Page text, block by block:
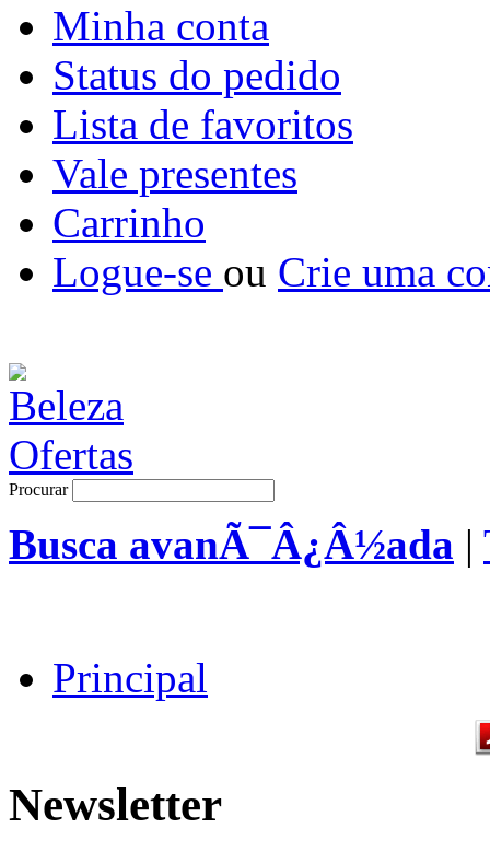
Minha conta
Status do pedido
Lista de favoritos
Vale presentes
Carrinho
Logue-se ou Crie uma
Procurar
Busca avanÃ¯Â¿Â½ada |
Principal
Newsletter